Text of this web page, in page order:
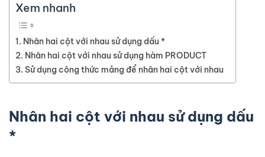
Xem nhanh
Nhân hai cột với nhau sử dụng dấu *
Nhân hai cột với nhau sử dụng hàm PRODUCT
Sử dụng công thức mảng để nhân hai cột với nhau
Nhân hai cột với nhau sử dụng dấu
*